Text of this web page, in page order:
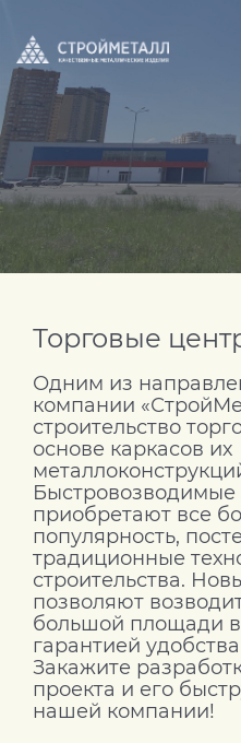
Торговые
Одним из
компании
строительство
основе каркасов их
Быстровозводимые
приобретают все
популярность,
традиционные
строительства.
позволяют
большой площади в
гарантией
Закажите
проекта и его
нашей компании!